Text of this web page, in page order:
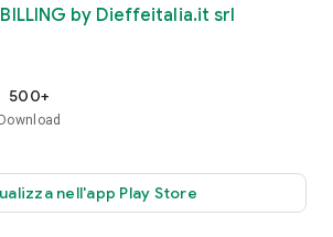
BILLING by Dieffeitalia.it srl
500+
Download
nell'app Play Store